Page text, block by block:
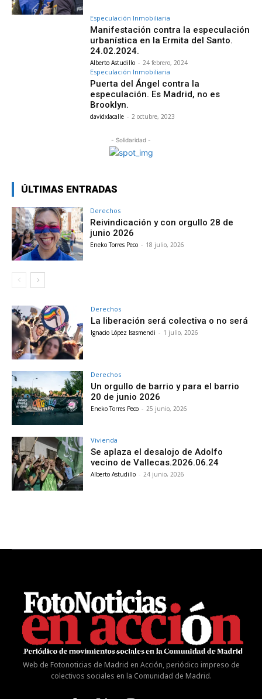
Especulación Inmobiliaria
Manifestación contra la especulación
urbanística en la Ermita del Santo.
24.02.2024.
Alberto Astudillo - 24 febrero, 2024
Especulación Inmobiliaria
Puerta del Ángel contra la
especulación. Es Madrid, no es
Brooklyn.
davidxlacalle - 2 octubre, 2023
- Solidaridad -
ÚLTIMAS ENTRADAS
Derechos
Reivindicación y con orgullo 28 de
junio 2026
Eneko Torres Peco - 18 julio, 2026
Derechos
La liberación será colectiva o no será
Ignacio López Isasmendi - 1 julio, 2026
Derechos
Un orgullo de barrio y para el barrio
20 de junio 2026
Eneko Torres Peco - 25 junio, 2026
Vivienda
Se aplaza el desalojo de Adolfo
vecino de Vallecas.2026.06.24
Alberto Astudillo - 24 junio, 2026
Web de Fotonoticias de Madrid en Acción, periódico impreso de
colectivos sociales en la Comunidad de Madrid.